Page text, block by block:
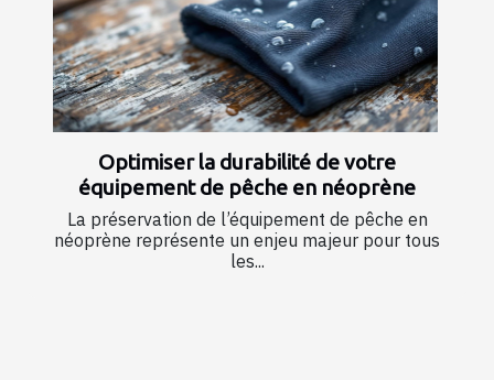
Optimiser la durabilité de votre
équipement de pêche en néoprène
La préservation de l’équipement de pêche en
néoprène représente un enjeu majeur pour tous
les...